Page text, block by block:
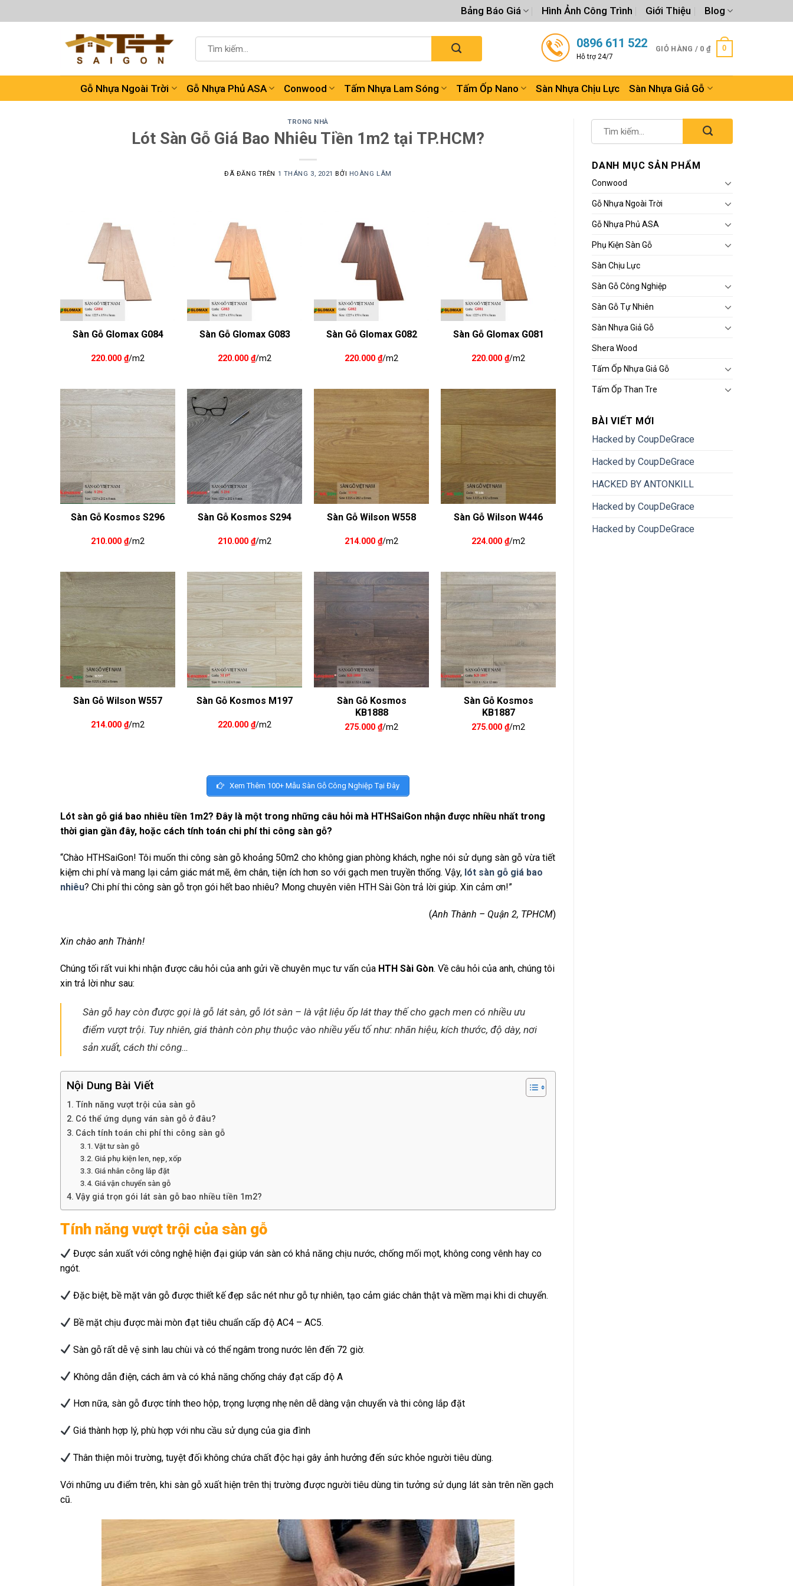
đến
Bảng Báo Giá Hình Ảnh Công Trình Giới Thiệu Blog
kiếm:
0896 611 522
Hỗ trợ 24/7
GIỎ HÀNG / 0 ₫ 0
Gỗ Nhựa Ngoài Trời Gỗ Nhựa Phủ ASA Conwood Tấm Nhựa Lam Sóng Tấm Ốp Nano Sàn Nhựa Chịu Lực Sàn Nhựa Giả Gỗ
TRONG NHÀ
Lót Sàn Gỗ Giá Bao Nhiêu Tiền 1m2 tại TP.HCM?
ĐÃ ĐĂNG TRÊN 1 THÁNG 3, 2021 BỞI HOÀNG LÂM
Sàn Gỗ Glomax G084
220.000 ₫/m2
Sàn Gỗ Glomax G083
220.000 ₫/m2
Sàn Gỗ Glomax G082
220.000 ₫/m2
Sàn Gỗ Glomax G081
220.000 ₫/m2
Sàn Gỗ Kosmos S296
210.000 ₫/m2
Sàn Gỗ Kosmos S294
210.000 ₫/m2
Sàn Gỗ Wilson W558
214.000 ₫/m2
Sàn Gỗ Wilson W446
224.000 ₫/m2
Sàn Gỗ Wilson W557
214.000 ₫/m2
Sàn Gỗ Kosmos M197
220.000 ₫/m2
Sàn Gỗ Kosmos
KB1888
275.000 ₫/m2
Sàn Gỗ Kosmos
KB1887
275.000 ₫/m2
Xem Thêm 100+ Mẫu Sàn Gỗ Công Nghiệp Tại Đây
Lót sàn gỗ giá bao nhiêu tiền 1m2? Đây là một trong những câu hỏi mà HTHSaiGon nhận được nhiều nhất trong
thời gian gần đây, hoặc cách tính toán chi phí thi công sàn gỗ?
“Chào HTHSaiGon! Tôi muốn thi công sàn gỗ khoảng 50m2 cho không gian phòng khách, nghe nói sử dụng sàn gỗ vừa tiết
kiệm chi phí và mang lại cảm giác mát mẽ, êm chân, tiện ích hơn so với gạch men truyền thống. Vậy, lót sàn gỗ giá bao
nhiêu? Chi phí thi công sàn gỗ trọn gói hết bao nhiêu? Mong chuyên viên HTH Sài Gòn trả lời giúp. Xin cảm ơn!”
(Anh Thành – Quận 2, TPHCM)
Xin chào anh Thành!
Chúng tối rất vui khi nhận được câu hỏi của anh gửi về chuyên mục tư vấn của HTH Sài Gòn. Về câu hỏi của anh, chúng tôi
xin trả lời như sau:
Sàn gỗ hay còn được gọi là gỗ lát sàn, gỗ lót sàn – là vật liệu ốp lát thay thế cho gạch men có nhiều ưu
điểm vượt trội. Tuy nhiên, giá thành còn phụ thuộc vào nhiều yếu tố như: nhãn hiệu, kích thước, độ dày, nơi
sản xuất, cách thi công…
Nội Dung Bài Viết
Tính năng vượt trội của sàn gỗ
Có thể ứng dụng ván sàn gỗ ở đâu?
Cách tính toán chi phí thi công sàn gỗ
Vật tư sàn gỗ
Giá phụ kiện len, nẹp, xốp
Giá nhân công lắp đặt
Giá vận chuyển sàn gỗ
Vậy giá trọn gói lát sàn gỗ bao nhiều tiền 1m2?
Tính năng vượt trội của sàn gỗ
Được sản xuất với công nghệ hiện đại giúp ván sàn có khả năng chịu nước, chống mối mọt, không cong vênh hay co
ngót.
Đặc biệt, bề mặt vân gỗ được thiết kế đẹp sắc nét như gỗ tự nhiên, tạo cảm giác chân thật và mềm mại khi di chuyển.
Bề mặt chịu được mài mòn đạt tiêu chuẩn cấp độ AC4 – AC5.
Sàn gỗ rất dễ vệ sinh lau chùi và có thể ngâm trong nước lên đến 72 giờ.
Không dẫn điện, cách âm và có khả năng chống cháy đạt cấp độ A
Hơn nữa, sàn gỗ được tính theo hộp, trọng lượng nhẹ nên dễ dàng vận chuyển và thi công lắp đặt
Giá thành hợp lý, phù hợp với nhu cầu sử dụng của gia đình
Thân thiện môi trường, tuyệt đối không chứa chất độc hại gây ảnh hưởng đến sức khỏe người tiêu dùng.
Với những ưu điểm trên, khi sàn gỗ xuất hiện trên thị trường được người tiêu dùng tin tưởng sử dụng lát sàn trên nền gạch
cũ.
DANH MỤC SẢN PHẨM
Conwood
Gỗ Nhựa Ngoài Trời
Gỗ Nhựa Phủ ASA
Phụ Kiện Sàn Gỗ
Sàn Chịu Lực
Sàn Gỗ Công Nghiệp
Sàn Gỗ Tự Nhiên
Sàn Nhựa Giả Gỗ
Shera Wood
Tấm Ốp Nhựa Giả Gỗ
Tấm Ốp Than Tre
BÀI VIẾT MỚI
Hacked by CoupDeGrace
Hacked by CoupDeGrace
HACKED BY ANTONKILL
Hacked by CoupDeGrace
Hacked by CoupDeGrace